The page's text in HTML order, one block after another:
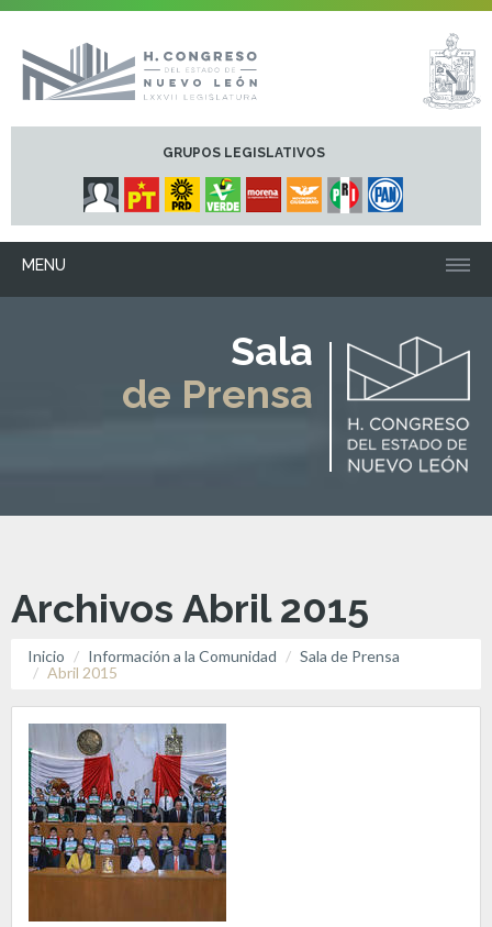
GRUPOS LEGISLATIVOS
MENU
Sala
de Prensa
Archivos Abril 2015
Inicio Información a la Comunidad
Sala de Prensa
Abril 2015